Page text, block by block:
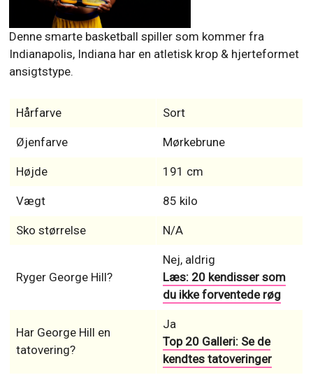
Denne smarte basketball spiller som kommer fra
Indianapolis, Indiana har en atletisk krop & hjerteformet
ansigtstype.
Hårfarve Sort
Øjenfarve Mørkebrune
Højde 191 cm
Vægt 85 kilo
Sko størrelse N/A
Ryger George Hill?
Nej, aldrig
Læs: 20 kendisser som
du ikke forventede røg
Har George Hill en
tatovering?
Ja
Top 20 Galleri: Se de
kendtes tatoveringer